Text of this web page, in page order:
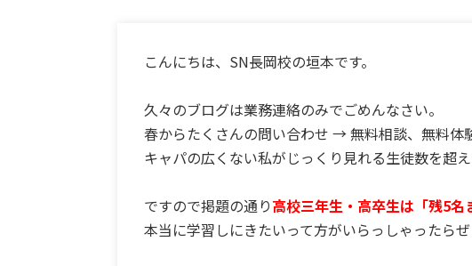
こんにちは、SN長岡校の垣本です。
久々のブログは業務連絡のみでごめんなさい。
春からたくさんの問い合わせ → 無料相談、無料体
キャパの広くない私がじっくり見れる生徒数を超
ですので掲題の通り高校三年生・高卒生は「残5名
本当に学習しにきたいって方がいらっしゃったら